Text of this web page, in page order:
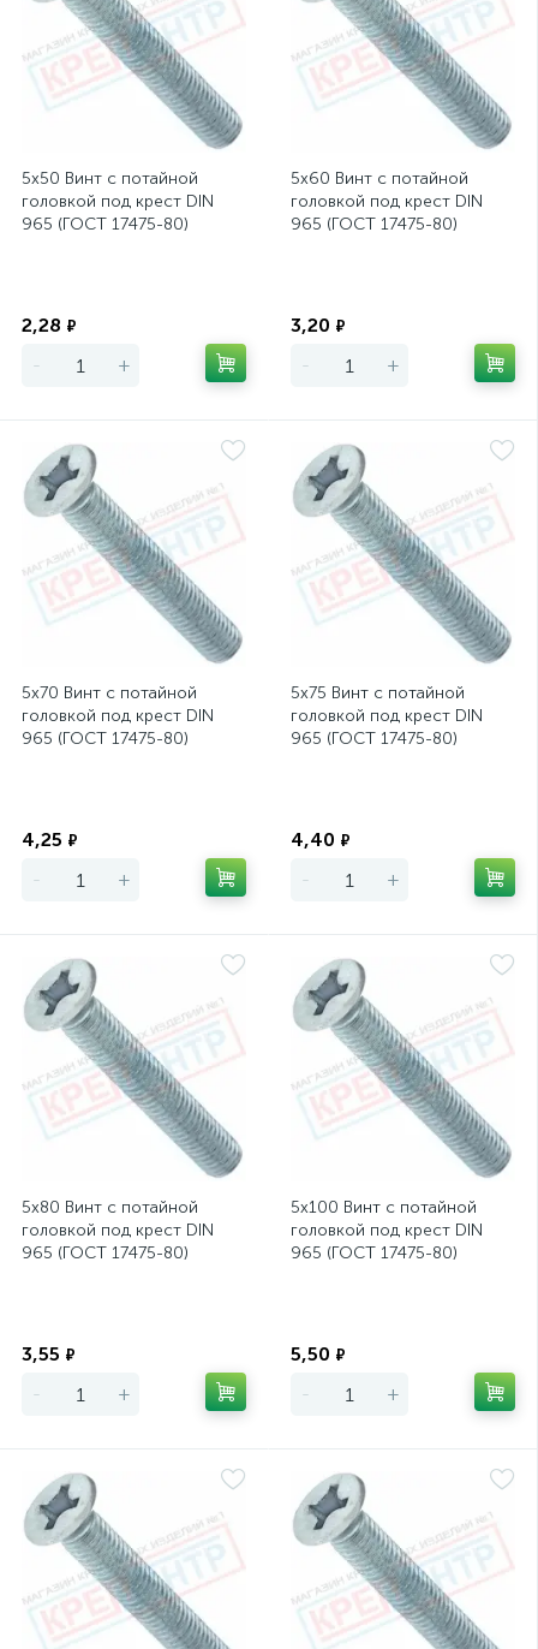
5х50 Винт с потайной
головкой под крест DIN
965 (ГОСТ 17475-80)
2,28 ₽
- +
5х60 Винт с потайной
головкой под крест DIN
965 (ГОСТ 17475-80)
3,20 ₽
- +
5х70 Винт с потайной
головкой под крест DIN
965 (ГОСТ 17475-80)
4,25 ₽
- +
5х75 Винт с потайной
головкой под крест DIN
965 (ГОСТ 17475-80)
4,40 ₽
- +
5х80 Винт с потайной
головкой под крест DIN
965 (ГОСТ 17475-80)
3,55 ₽
- +
5х100 Винт с потайной
головкой под крест DIN
965 (ГОСТ 17475-80)
5,50 ₽
- +